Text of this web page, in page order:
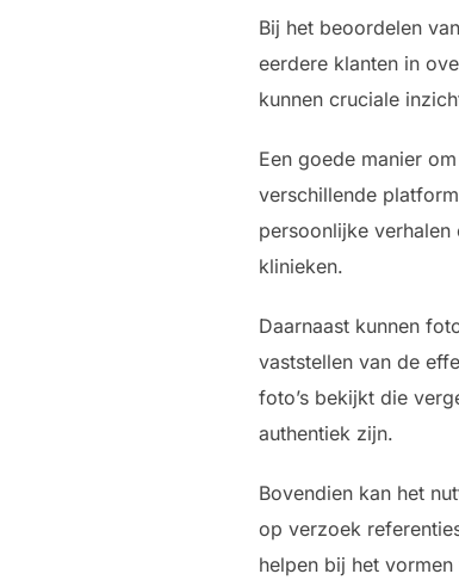
Bij het beoordelen van
eerdere klanten in
kunnen cruciale
Een goede manier
verschillende
persoonlijke
klinieken.
Daarnaast kunnen
vaststellen van de
foto’s bekijkt die
authentiek zijn.
Bovendien kan het
op verzoek
helpen bij het